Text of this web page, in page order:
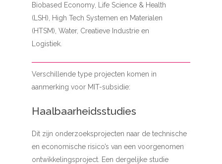
Biobased Economy, Life Science & Health
(LSH), High Tech Systemen en Materialen
(HTSM), Water, Creatieve Industrie en
Logistiek.
Verschillende type projecten komen in
aanmerking voor MIT-subsidie:
Haalbaarheidsstudies
Dit zijn onderzoeksprojecten naar de technische
en economische risico’s van een voorgenomen
ontwikkelingsproject. Een dergelijke studie